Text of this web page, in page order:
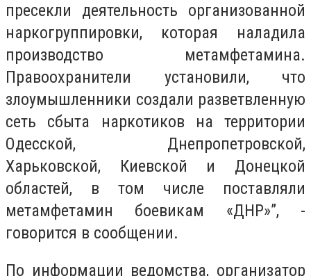
пресекли деятельность организованной
наркогруппировки, которая наладила
производство метамфетамина.
Правоохранители установили, что
злоумышленники создали разветвленную
сеть сбыта наркотиков на территории
Одесской, Днепропетровской,
Харьковской, Киевской и Донецкой
областей, в том числе поставляли
метамфетамин боевикам «ДНР»”, -
говорится в сообщении.
По информации ведомства, организатор